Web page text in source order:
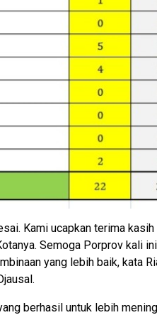
Kami ucapkan terima
Semoga Porprov kali
yang lebih baik, kata
berhasil untuk lebih